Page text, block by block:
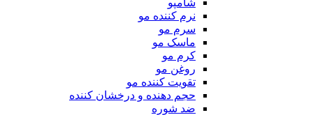
شامپو
نرم کننده مو
سرم مو
ماسک مو
کرم مو
روغن مو
تقویت کننده مو
حجم دهنده و درخشان کننده
ضد شوره